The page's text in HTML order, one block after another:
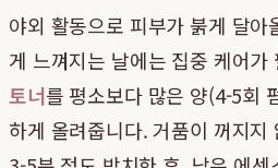
야외 활동으로 피부가 붉게 달
게 느껴지는 날에는 집중 케어가
토너를 평소보다 많은 양(4-5회
하게 올려줍니다. 거품이 꺼지지